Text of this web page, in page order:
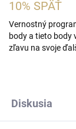
10% SPÄŤ
Vernostný
body a tieto body
zľavu na svoje
Diskusia